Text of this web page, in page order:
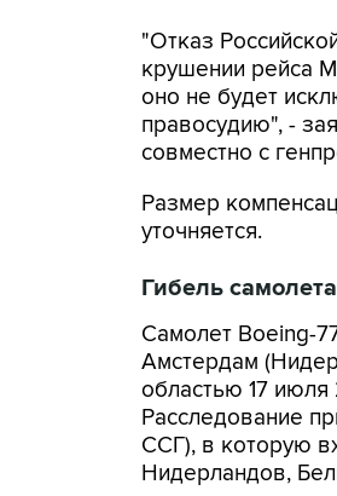
"Отказ
крушении рейса
оно не будет
правосудию", -
совместно с
Размер
уточняется.
Гибель
Самолет Boeing-
Амстердам
областью 17
Расследование
ССГ), в которую
Нидерландов,